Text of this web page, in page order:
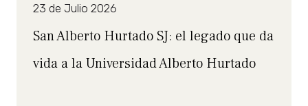
23 de Julio 2026
San Alberto Hurtado SJ: el legado que da
vida a la Universidad Alberto Hurtado